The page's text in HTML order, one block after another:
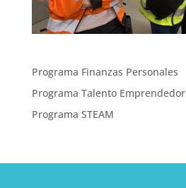
Programa Finanzas Personales
Programa Talento Emprendedor
Programa STEAM